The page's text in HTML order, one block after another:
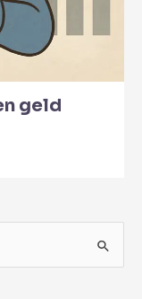
geld